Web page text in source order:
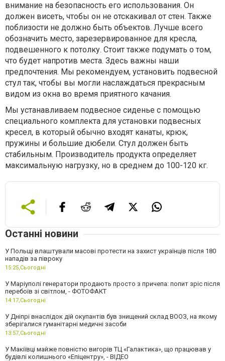
внимание на безопасность его использования. Он
должен висеть, чтобы он не отскакивал от стен. Также
поблизости не должно быть объектов. Лучше всего
обозначить место, зарезервированное для кресла,
подвешенного к потолку. Стоит также подумать о том,
что будет напротив места. Здесь важны наши
предпочтения. Мы рекомендуем, установить подвесной
стул так, чтобы вы могли наслаждаться прекрасным
видом из окна во время приятного качания.
Мы устанавливаем подвесное сиденье с помощью
специального комплекта для установки подвесных
кресел, в который обычно входят канаты, крюк,
пружины и большие дюбели. Стул должен быть
стабильным. Производитель продукта определяет
максимальную нагрузку, но в среднем до 100-120 кг.
Останні новини
У Польщі влаштували масові протести на захист українців після 180
нападів за півроку
15:25,Сьогодні
У Маріуполі генератори продають просто з причепа: попит зріс після
перебоїв зі світлом, - ФОТОФАКТ
14:17,Сьогодні
У Дніпрі внаслідок дій окупантів був знищений склад ВООЗ, на якому
зберігалися гуманітарні медичні засоби
13:57,Сьогодні
У Макіївці майже повністю вигорів ТЦ «Галактика», що працював у
будівлі колишнього «Епіцентру», - ВІДЕО